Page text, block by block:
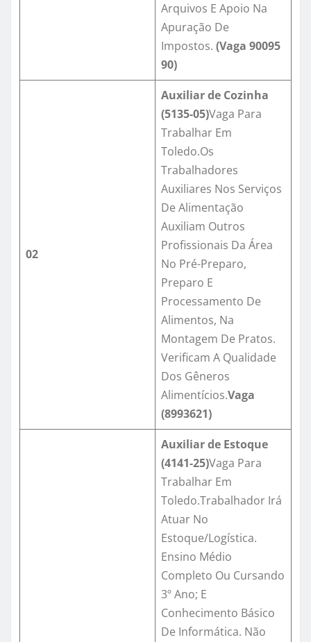
Arquivos E Apoio Na
Apuração De
Impostos. (Vaga 90095
90)
02
Auxiliar de Cozinha
(5135-05)Vaga Para
Trabalhar Em
Toledo.Os
Trabalhadores
Auxiliares Nos Serviços
De Alimentação
Auxiliam Outros
Profissionais Da Área
No Pré-Preparo,
Preparo E
Processamento De
Alimentos, Na
Montagem De Pratos.
Verificam A Qualidade
Dos Gêneros
Alimentícios.Vaga
(8993621)
Auxiliar de Estoque
(4141-25)Vaga Para
Trabalhar Em
Toledo.Trabalhador Irá
Atuar No
Estoque/Logística.
Ensino Médio
Completo Ou Cursando
3º Ano; E
Conhecimento Básico
De Informática. Não